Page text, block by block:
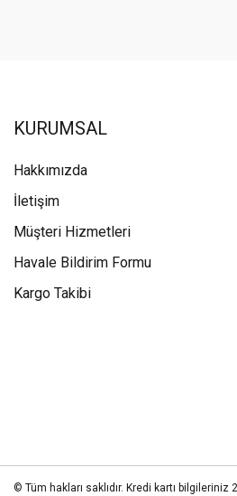
KURUMSAL
Hakkımızda
İletişim
Müşteri Hizmetleri
Havale Bildirim Formu
Kargo Takibi
© Tüm hakları saklıdır. Kredi kartı